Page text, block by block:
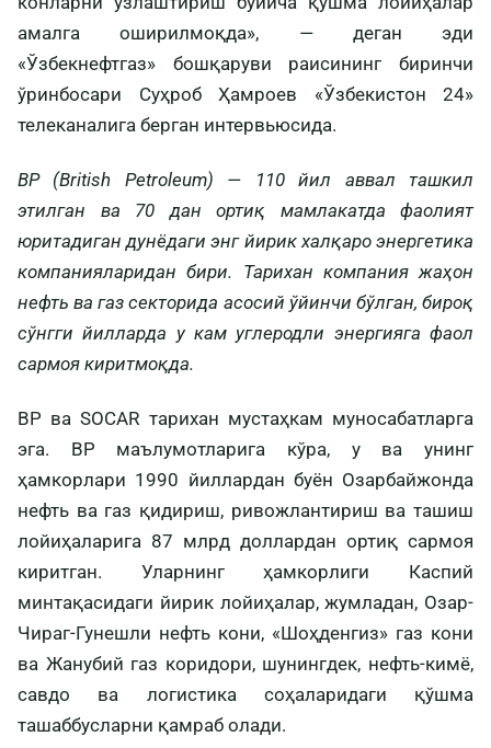
амалга оширилмоқда», — деган эди
«Ўзбекнефтгаз» бошқаруви раисининг биринчи
ўринбосари Суҳроб Ҳамроев «Ўзбекистон 24»
телеканалига берган интервьюсида.
BP (British Petroleum) — 110 йил аввал ташкил
этилган ва 70 дан ортиқ мамлакатда фаолият
юритадиган дунёдаги энг йирик халқаро энергетика
компанияларидан бири. Тарихан компания жаҳон
нефть ва газ секторида асосий ўйинчи бўлган, бироқ
сўнгги йилларда у кам углеродли энергияга фаол
сармоя киритмоқда.
BP ва SOCAR тарихан мустаҳкам муносабатларга
эга. BP маълумотларига кўра, у ва унинг
ҳамкорлари 1990 йиллардан буён Озарбайжонда
нефть ва газ қидириш, ривожлантириш ва ташиш
лойиҳаларига 87 млрд доллардан ортиқ сармоя
киритган. Уларнинг ҳамкорлиги Каспий
минтақасидаги йирик лойиҳалар, жумладан, Озар-
Чираг-Гунешли нефть кони, «Шоҳденгиз» газ кони
ва Жанубий газ коридори, шунингдек, нефть-кимё,
савдо ва логистика соҳаларидаги қўшма
ташаббусларни қамраб олади.